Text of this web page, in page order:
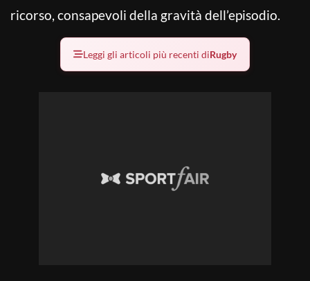
ricorso, consapevoli della gravità dell’episodio.
Leggi gli articoli più recenti diRugby